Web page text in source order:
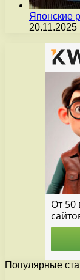
Японские
20.11.2025
Популярные